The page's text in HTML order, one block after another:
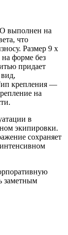
выполнен на
что
Размер 9 x
на форме без
придает
крепления —
на
в
экипировки.
сохраняет
заметным